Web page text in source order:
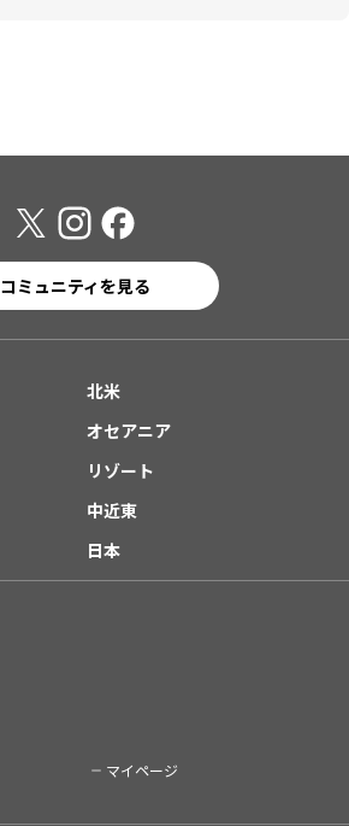
コミュニティを見る
北米
オセアニア
リゾート
中近東
日本
マイページ